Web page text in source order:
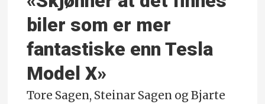
biler som er mer
fantastiske enn Tesla
Model X»
Tore Sagen, Steinar Sagen og Bjarte